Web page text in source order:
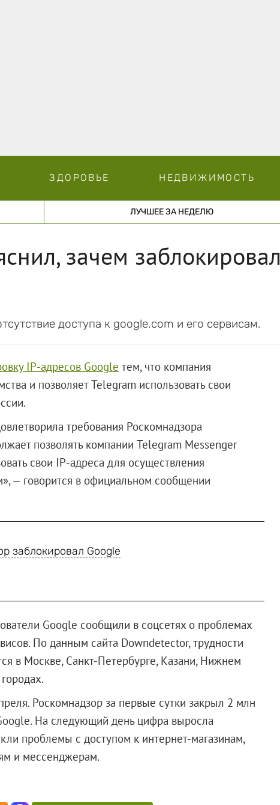
ЗДОРОВЬЕ НЕДВИЖИМОСТЬ
ЛУЧШЕЕ ЗА НЕДЕЛЮ
зачем заблокировал
доступа к google.com и его сервисам.
IP-адресов Google тем, что компания
и позволяет Telegram использовать свои
требования Роскомнадзора
позволять компании Telegram Messenger
свои IP-адреса для осуществления
— говорится в официальном сообщении
заблокировал Google
Google сообщили в соцсетях о проблемах
По данным сайта Downdetector, трудности
в Москве, Санкт-Петербурге, Казани, Нижнем
Роскомнадзор за первые сутки закрыл 2 млн
На следующий день цифра выросла
проблемы с доступом к интернет-магазинам,
и мессенджерам.